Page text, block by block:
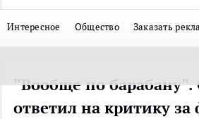
Интересное Общество Заказать
"Вообще по барабану".
ответил на критику за